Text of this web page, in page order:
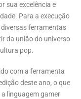
sua excelência e
Para a execução
ferramentas
da união do universo
pop.
com a ferramenta
deste ano, o que
linguagem gamer